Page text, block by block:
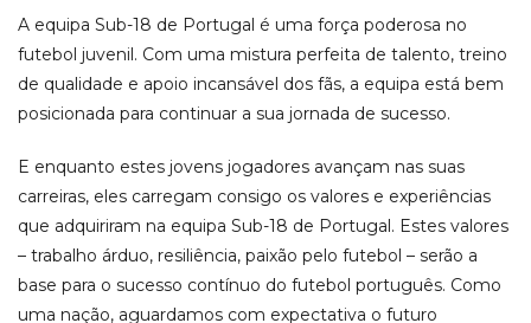
A equipa Sub-18 de Portugal é uma força poderosa no
futebol juvenil. Com uma mistura perfeita de talento, treino
de qualidade e apoio incansável dos fãs, a equipa está bem
posicionada para continuar a sua jornada de sucesso.
E enquanto estes jovens jogadores avançam nas suas
carreiras, eles carregam consigo os valores e experiências
que adquiriram na equipa Sub-18 de Portugal. Estes valores
– trabalho árduo, resiliência, paixão pelo futebol – serão a
base para o sucesso contínuo do futebol português. Como
uma nação, aguardamos com expectativa o futuro